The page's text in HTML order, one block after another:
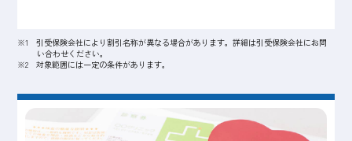
※1 引受保険会社により割引名称が異なる場合があります。詳細は引受保険会社にお問
い合わせください。
※2 対象範囲には一定の条件があります。